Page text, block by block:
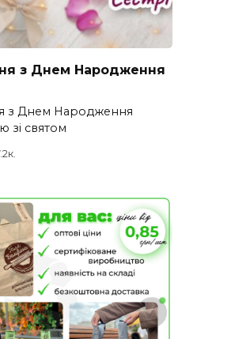
з Днем Народження
з Днем Народження
зі святом